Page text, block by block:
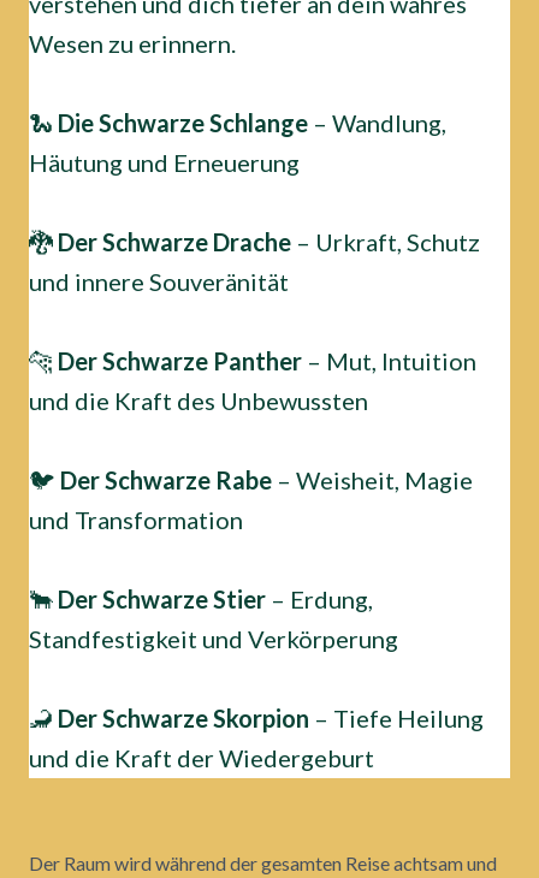
Wesen zu erinnern.
🐍 Die Schwarze Schlange – Wandlung,
Häutung und Erneuerung
🐉 Der Schwarze Drache – Urkraft, Schutz
und innere Souveränität
🐆 Der Schwarze Panther – Mut, Intuition
und die Kraft des Unbewussten
🐦 Der Schwarze Rabe – Weisheit, Magie
und Transformation
🐂 Der Schwarze Stier – Erdung,
Standfestigkeit und Verkörperung
🦂 Der Schwarze Skorpion – Tiefe Heilung
und die Kraft der Wiedergeburt
Der Raum wird während der gesamten Reise achtsam und